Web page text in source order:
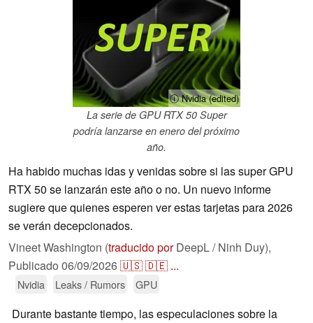
ⓘ Nvidia (edited)
La serie de GPU RTX 50 Super
podría lanzarse en enero del próximo
año.
Ha habido muchas idas y venidas sobre si las super GPU
RTX 50 se lanzarán este año o no. Un nuevo informe
sugiere que quienes esperen ver estas tarjetas para 2026
se verán decepcionados.
Vineet Washington (traducido porDeepL / Ninh Duy),
Publicado 06/09/2026🇺🇸🇩🇪 ...
Nvidia Leaks / Rumors GPU
Durante bastante tiempo, las especulaciones sobre la